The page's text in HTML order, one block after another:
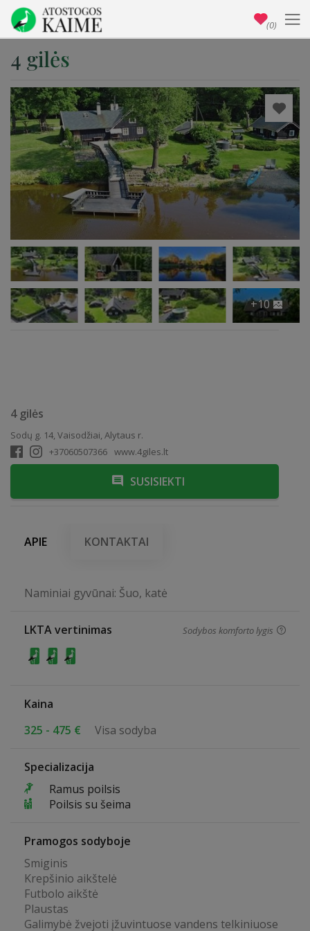
4 gilės
+10
4 gilės
Sodų g. 14, Vaisodžiai, Alytaus r.
+37060507366 www.4giles.lt
SUSISIEKTI
APIE KONTAKTAI
Naminiai gyvūnai: Šuo, katė
LKTA vertinimas Sodybos komforto lygis
Kaina
325 - 475 €
Visa sodyba
Specializacija
Ramus poilsis
Poilsis su šeima
Pramogos sodyboje
Smiginis
Krepšinio aikštelė
Futbolo aikštė
Plaustas
Galimybė žvejoti įžuvintuose vandens telkiniuose
(0)